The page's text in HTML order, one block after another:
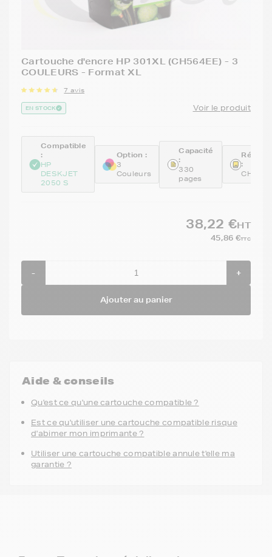
Cartouche d'encre HP 301XL (CH564EE) - 3
COULEURS - Format XL
7 avis
EN STOCK Voir le produit
Compatible
:
HP
DESKJET
2050 S
Option :
3
Couleurs
Capacité
:
330
pages
:
38,22 €HT
45,86 €TTC
- +
Ajouter au panier
Aide & conseils
Qu'est ce qu'une cartouche compatible ?
Est ce qu'utiliser une cartouche compatible risque
d'abimer mon imprimante ?
Utiliser une cartouche compatible annule t'elle ma
garantie ?